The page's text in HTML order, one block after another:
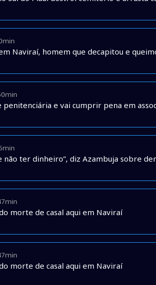
Naviraí, homem que decapitou e
e vai cumprir pena em
não ter dinheiro”, diz Azambuja sobre
morte de casal aqui em Naviraí
morte de casal aqui em Naviraí